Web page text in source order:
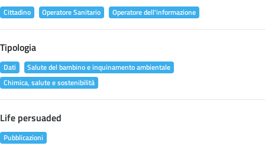
Cittadino Operatore Sanitario Operatore dell'informazione
Tipologia
Dati
Salute del bambino e inquinamento ambientale
Chimica, salute e sostenibilità
Life persuaded
Pubblicazioni